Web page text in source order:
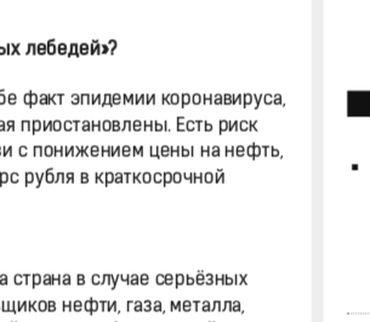
лебедей»?
факт эпидемии коронавируса,
приостановлены. Есть риск
с понижением цены на нефть,
рубля в краткосрочной
в случае серьёзных
нефти, газа, металла,